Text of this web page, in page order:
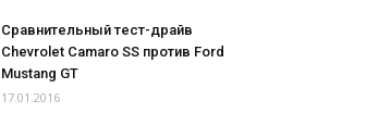
Сравнительный тест-драйв
Chevrolet Camaro SS против Ford
Mustang GT
17.01.2016